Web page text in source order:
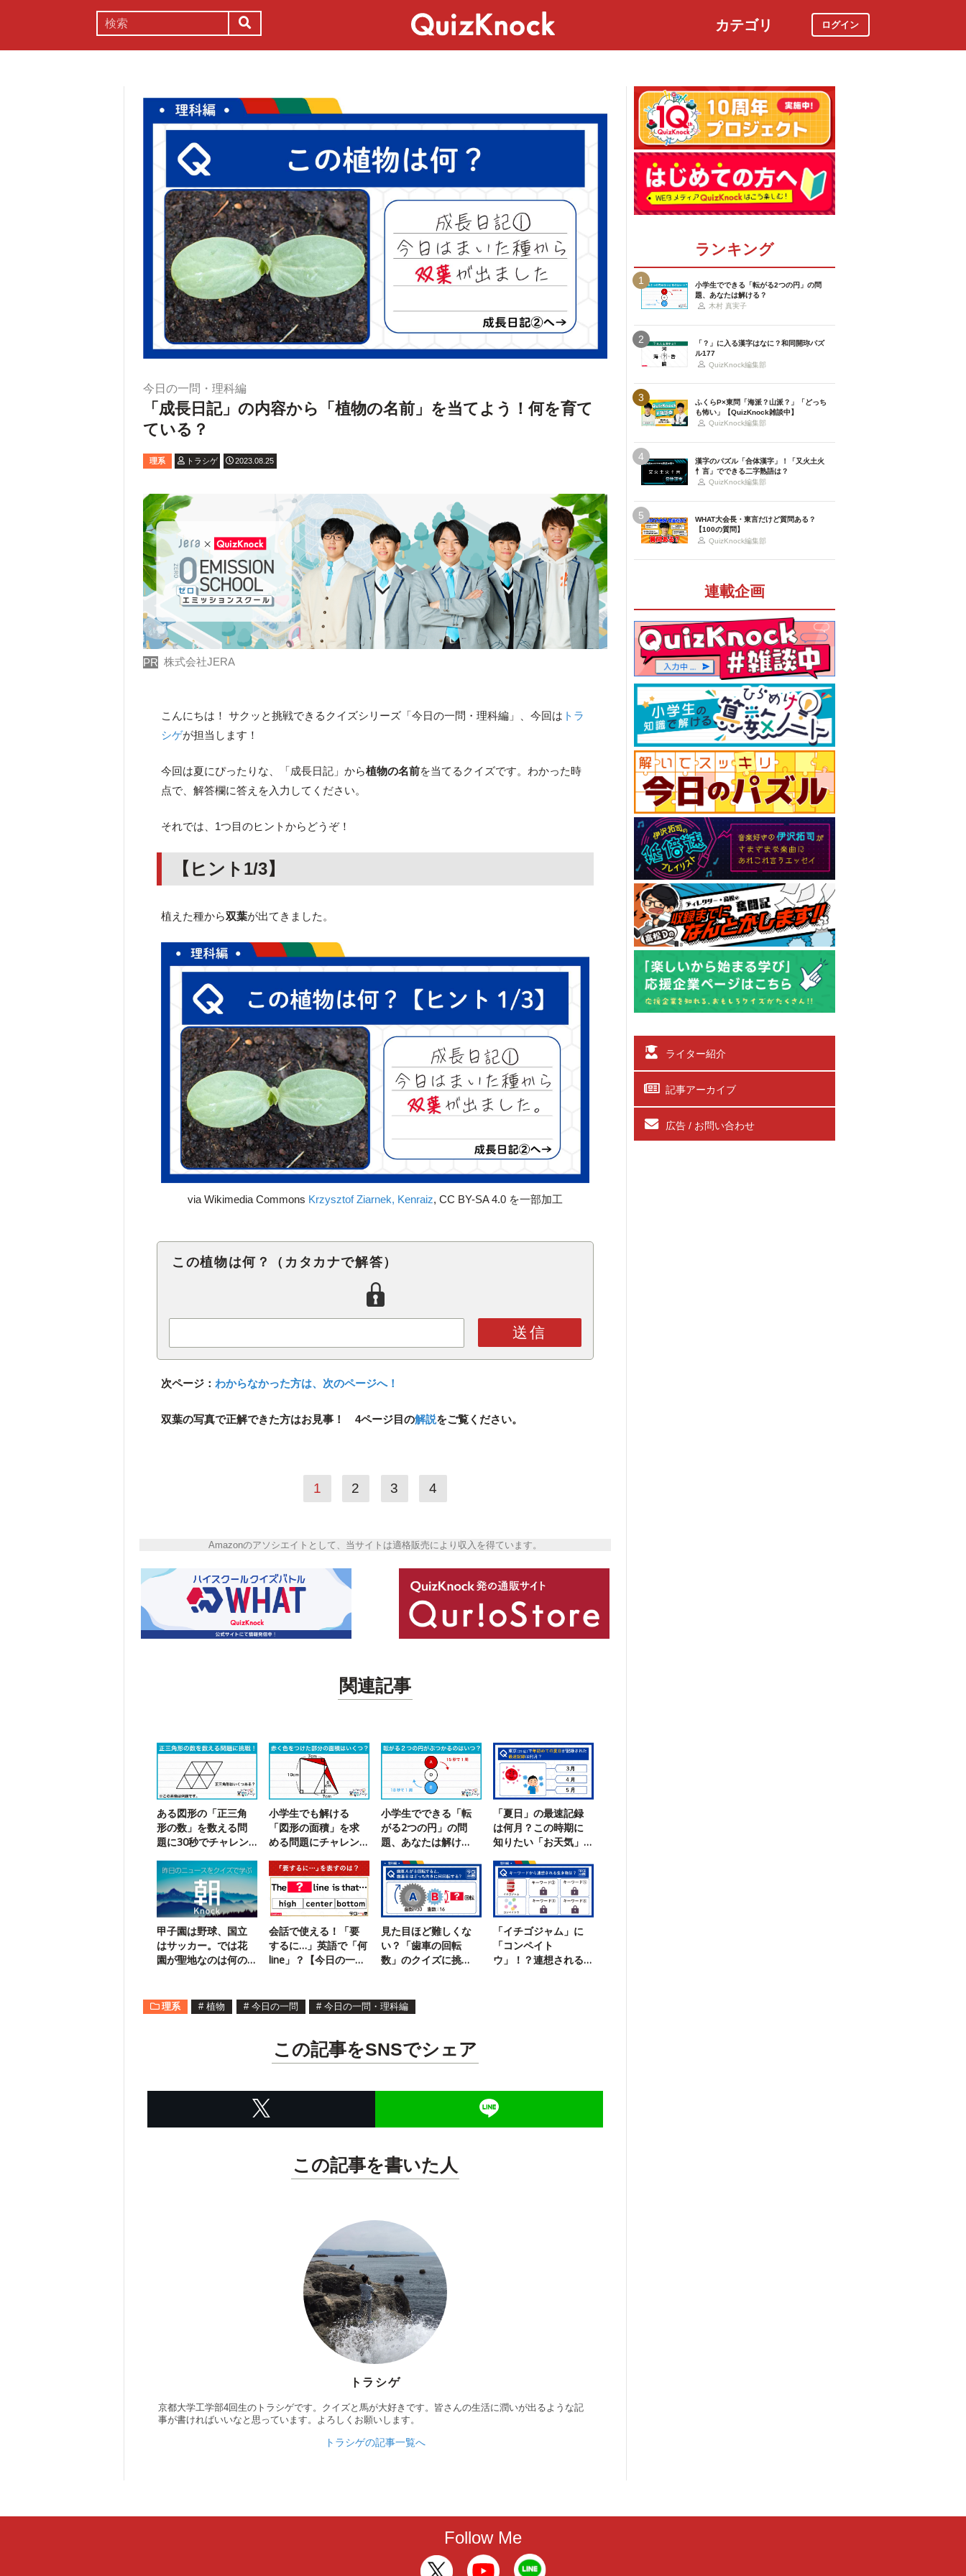
カテゴリ ログイン
今日の一問・理科編
「成長日記」の内容から「植物の名前」を当てよう！何を育て
ている？
理系 トラシゲ 2023.08.25
PR 株式会社JERA
こんにちは！ サクッと挑戦できるクイズシリーズ「今日の一問・理科編」、今回は トラ
シゲが担当します！
今回は夏にぴったりな、「成長日記」から植物の名前を当てるクイズです。わかった時
点で、解答欄に答えを入力してください。
それでは、1つ目のヒントからどうぞ！
【ヒント1/3】
植えた種から双葉が出てきました。
via Wikimedia Commons Krzysztof Ziarnek, Kenraiz, CC BY-SA 4.0 を一部加工
この植物は何？（カタカナで解答）
送信
次ページ：わからなかった方は、次のページへ！
双葉の写真で正解できた方はお見事！ 4ページ目の解説をご覧ください。
1 2 3 4
Amazonのアソシエイトとして、当サイトは適格販売により収入を得ています。
関連記事
ある図形の「正三角
形の数」を数える問
題に30秒でチャレン
小学生でも解ける
「図形の面積」を求
める問題にチャレン
小学生でできる「転
がる2つの円」の問
題、あなたは解け
「夏日」の最速記録
は何月？この時期に
知りたい「お天気」
甲子園は野球、国立
はサッカー。では花
園が聖地なのは何の
会話で使える！「要
するに…」英語で「何
line」？【今日の一
見た目ほど難しくな
い？「歯車の回転
数」のクイズに挑
「イチゴジャム」に
「コンペイト
ウ」！？連想される
理系 # 植物 # 今日の一問 # 今日の一問・理科編
この記事をSNSでシェア
この記事を書いた人
トラシゲ
京都大学工学部4回生のトラシゲです。クイズと馬が大好きです。皆さんの生活に潤いが出るような記
事が書ければいいなと思っています。よろしくお願いします。
トラシゲの記事一覧へ
ランキング
1
小学生でできる「転がる2つの円」の問
題、あなたは解ける？
木村 真実子
2
「？」に入る漢字はなに？和同開珎パズ
ル177
QuizKnock編集部
3
ふくらP×東問「海派？山派？」「どっち
も怖い」【QuizKnock雑談中】
QuizKnock編集部
4
漢字のパズル「合体漢字」！「又火土火
忄言」でできる二字熟語は？
QuizKnock編集部
5
WHAT大会長・東言だけど質問ある？
【100の質問】
QuizKnock編集部
連載企画
ライター紹介
記事アーカイブ
広告 / お問い合わせ
Follow Me